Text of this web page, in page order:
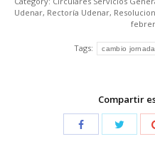
Udenar, Rectoría Udenar,
Tags: cambio jornada
Compartir